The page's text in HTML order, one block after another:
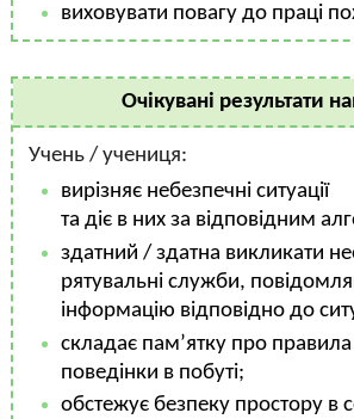
виховувати повагу до праці
Очікувані результати
Учень / учениця:
вирізняє небезпечні ситуації
та діє в них за відповідним
здатний / здатна викликати
рятувальні служби,
інформацію відповідно до
складає пам’ятку про правила
поведінки в побуті;
обстежує безпеку простору в